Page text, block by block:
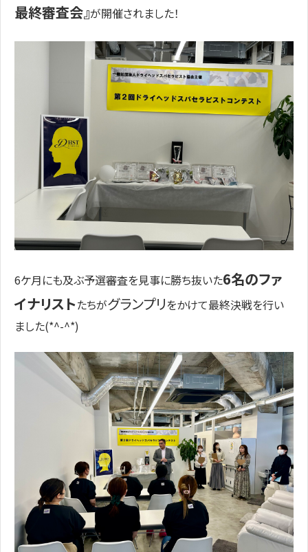
最終審査会』が開催されました！
6ケ月にも及ぶ予選審査を見事に勝ち抜いた6名のファ
イナリストたちがグランプリをかけて最終決戦を行い
ました(*^-^*)